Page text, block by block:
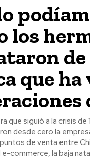
los
que
que siguió a la crisis
desde cero la
de venta entre
commerce, la baja